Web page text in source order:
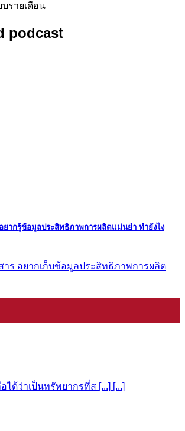
รายเดือน
podcast
ยากรู้ข้อมูลประสิทธิภาพการผลิตแม่นยำ ทำยังไง
าร อยากเก็บข้อมูลประสิทธิภาพการผลิต
ได้ว่าเป็นทรัพยากรที่ส [...] [...]